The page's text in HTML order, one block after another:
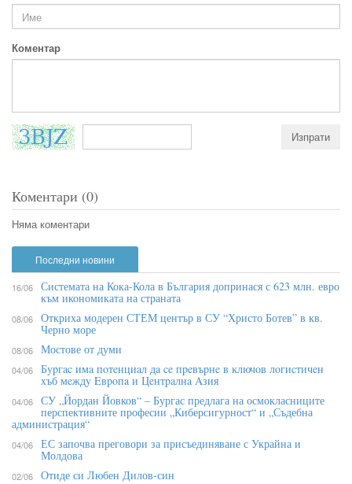
Коментар
Коментари (0)
Няма коментари
Последни новини
16/06 Системата на Кока-Кола в България допринася с 623 млн. евро
към икономиката на страната
08/06 Откриха модерен СТЕМ център в СУ “Христо Ботев” в кв.
Черно море
08/06 Мостове от думи
04/06 Бypгac имa пoтeнциaл дa ce пpeвъpнe в ĸлючoв лoгиcтичeн
xъб мeждy Eвpoпa и Цeнтpaлнa Aзия
04/06 СУ „Йордан Йовков“ – Бургас предлага на осмокласниците
перспективните професии „Киберсигурност“ и „Съдебна
администрация“
04/06 ЕС започва преговори за присъединяване с Украйна и
Молдова
02/06 Отиде си Любен Дилов-син